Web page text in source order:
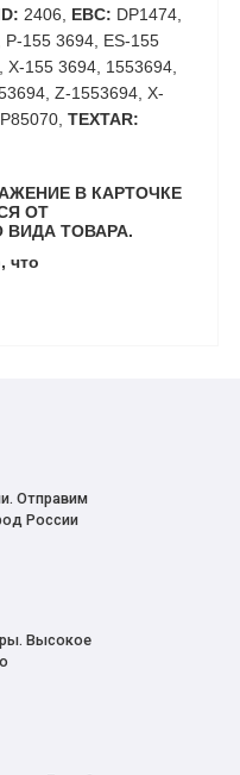
2406, EBC: DP1474,
P-155 3694, ES-155
X-155 3694, 1553694,
Z-1553694, X-
TEXTAR:
В КАРТОЧКЕ
ОТ
ТОВАРА.
что
Отправим
России
Высокое